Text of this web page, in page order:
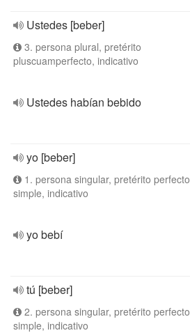
Ustedes [beber]
3. persona plural, pretérito
pluscuamperfecto, indicativo
Ustedes habían bebido
yo [beber]
1. persona singular, pretérito perfecto
simple, indicativo
yo bebí
tú [beber]
2. persona singular, pretérito perfecto
simple, indicativo